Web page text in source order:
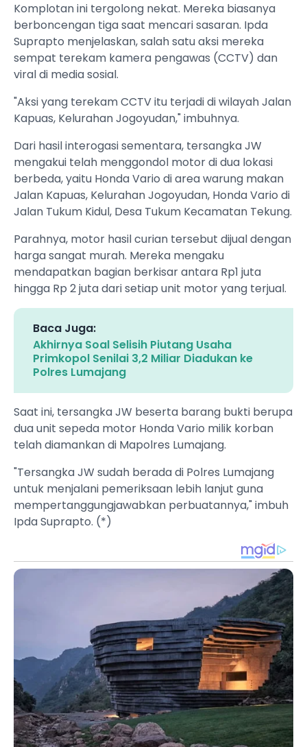
Komplotan ini tergolong nekat. Mereka biasanya
berboncengan tiga saat mencari sasaran. Ipda
Suprapto menjelaskan, salah satu aksi mereka
sempat terekam kamera pengawas (CCTV) dan
viral di media sosial.
"Aksi yang terekam CCTV itu terjadi di wilayah Jalan
Kapuas, Kelurahan Jogoyudan," imbuhnya.
Dari hasil interogasi sementara, tersangka JW
mengakui telah menggondol motor di dua lokasi
berbeda, yaitu Honda Vario di area warung makan
Jalan Kapuas, Kelurahan Jogoyudan, Honda Vario di
Jalan Tukum Kidul, Desa Tukum Kecamatan Tekung.
Parahnya, motor hasil curian tersebut dijual dengan
harga sangat murah. Mereka mengaku
mendapatkan bagian berkisar antara Rp1 juta
hingga Rp 2 juta dari setiap unit motor yang terjual.
Baca Juga:
Akhirnya Soal Selisih Piutang Usaha
Primkopol Senilai 3,2 Miliar Diadukan ke
Polres Lumajang
Saat ini, tersangka JW beserta barang bukti berupa
dua unit sepeda motor Honda Vario milik korban
telah diamankan di Mapolres Lumajang.
"Tersangka JW sudah berada di Polres Lumajang
untuk menjalani pemeriksaan lebih lanjut guna
mempertanggungjawabkan perbuatannya," imbuh
Ipda Suprapto. (*)